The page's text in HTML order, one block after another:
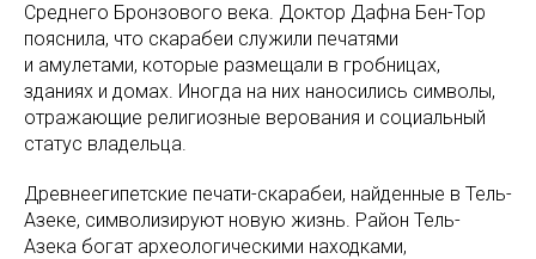
Среднего Бронзового века. Доктор Дафна Бен-Тор
пояснила, что скарабеи служили печатями
и амулетами, которые размещали в гробницах,
зданиях и домах. Иногда на них наносились символы,
отражающие религиозные верования и социальный
статус владельца.
Древнеегипетские печати-скарабеи, найденные в Тель-
Азеке, символизируют новую жизнь. Район Тель-
Азека богат археологическими находками,